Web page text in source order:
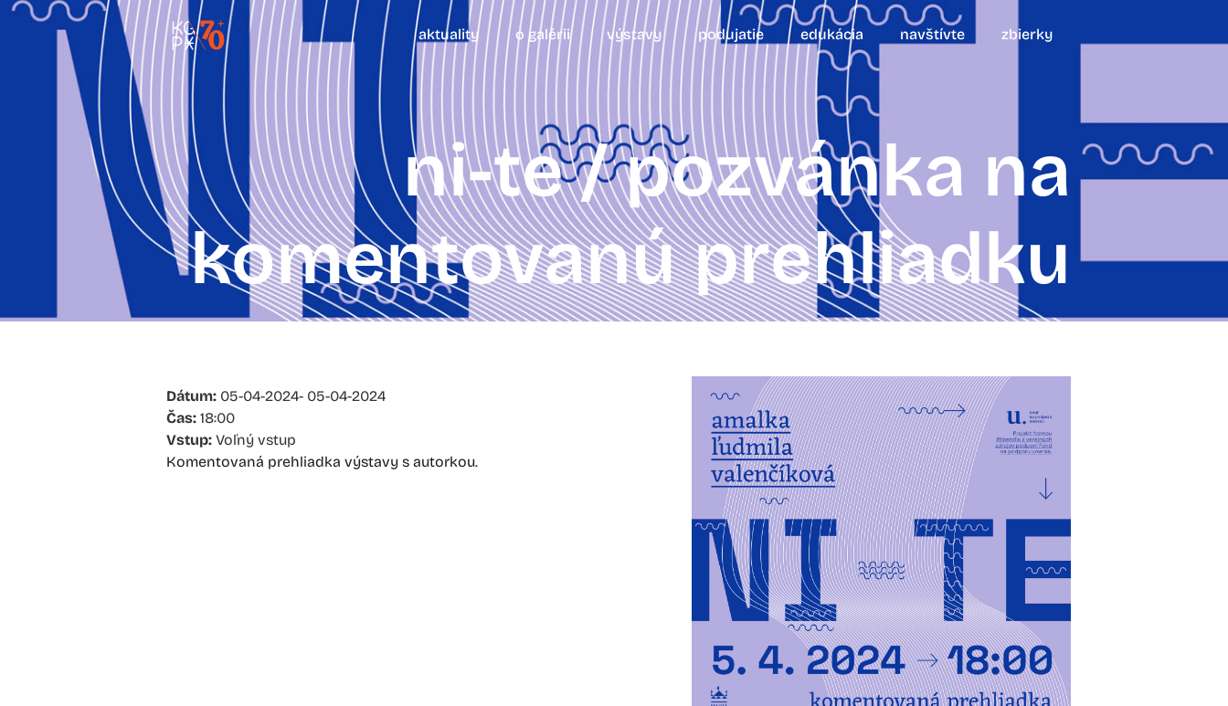
aktuality o galérii výstavy podujatie edukácia navštívte zbierky
ni-te / pozvánka na
komentovanú prehliadku
Dátum: 05-04-2024- 05-04-2024
Čas: 18:00
Vstup: Voľný vstup
Komentovaná prehliadka výstavy s autorkou.